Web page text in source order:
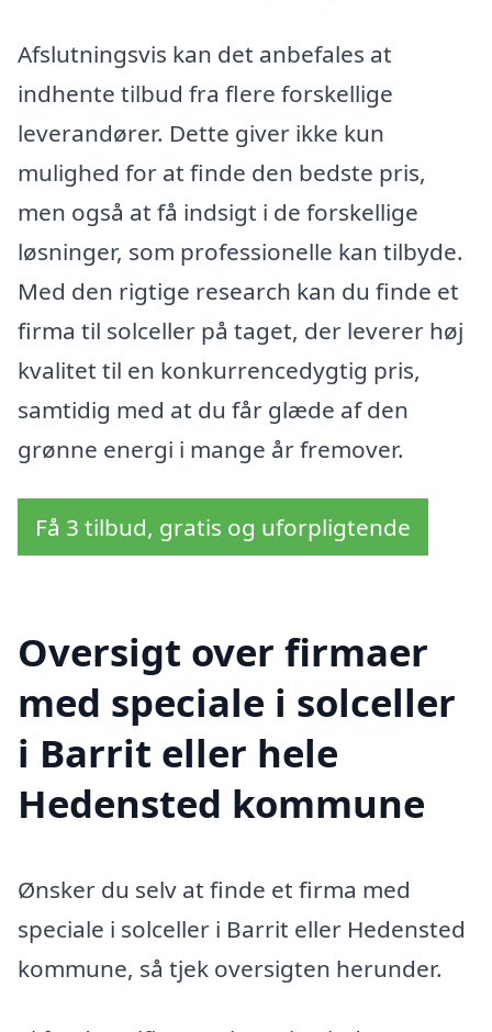
Afslutningsvis kan det anbefales at
indhente tilbud fra flere forskellige
leverandører. Dette giver ikke kun
mulighed for at finde den bedste pris,
men også at få indsigt i de forskellige
løsninger, som professionelle kan tilbyde.
Med den rigtige research kan du finde et
firma til solceller på taget, der leverer høj
kvalitet til en konkurrencedygtig pris,
samtidig med at du får glæde af den
grønne energi i mange år fremover.
Få 3 tilbud, gratis og uforpligtende
Oversigt over firmaer
med speciale i solceller
i Barrit eller hele
Hedensted kommune
Ønsker du selv at finde et firma med
speciale i solceller i Barrit eller Hedensted
kommune, så tjek oversigten herunder.